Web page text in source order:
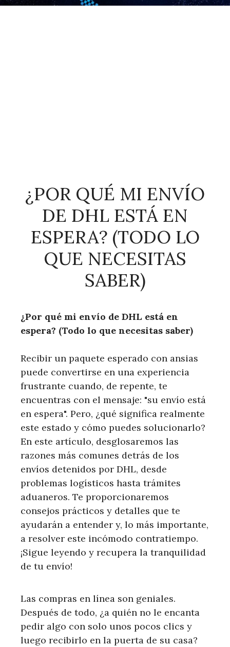
¿POR QUÉ MI ENVÍO
DE DHL ESTÁ EN
ESPERA? (TODO LO
QUE NECESITAS
SABER)
¿Por qué mi envío de DHL está en
espera? (Todo lo que necesitas saber)
Recibir un paquete esperado con ansias
puede convertirse en una experiencia
frustrante cuando, de repente, te
encuentras con el mensaje: "su envío está
en espera". Pero, ¿qué significa realmente
este estado y cómo puedes solucionarlo?
En este artículo, desglosaremos las
razones más comunes detrás de los
envíos detenidos por DHL, desde
problemas logísticos hasta trámites
aduaneros. Te proporcionaremos
consejos prácticos y detalles que te
ayudarán a entender y, lo más importante,
a resolver este incómodo contratiempo.
¡Sigue leyendo y recupera la tranquilidad
de tu envío!
Las compras en línea son geniales.
Después de todo, ¿a quién no le encanta
pedir algo con solo unos pocos clics y
luego recibirlo en la puerta de su casa?